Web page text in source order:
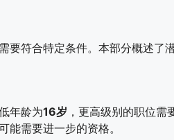
要符合特定条件。本部分概述了
年龄为16岁 ，更高级别的职位
能需要进一步的资格。